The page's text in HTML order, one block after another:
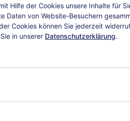
Hilfe der Cookies unsere Inhalte für
Daten von Website-Besuchern
Cookies können Sie jederzeit
in unserer Datenschutzerklärung.